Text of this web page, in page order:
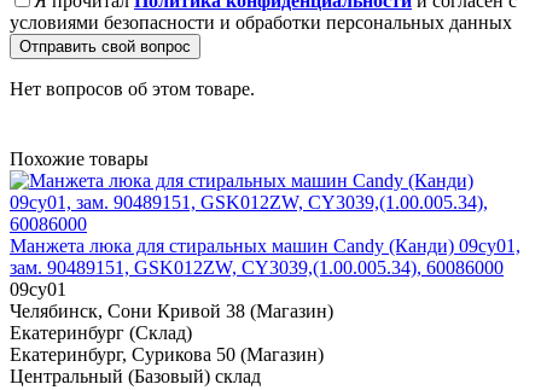
условиями безопасности и обработки персональных данных
Отправить свой вопрос
Нет вопросов об этом товаре.
Похожие товары
Манжета люка для стиральных машин Candy (Канди) 09cy01,
зам. 90489151, GSK012ZW, CY3039,(1.00.005.34), 60086000
09cy01
Челябинск, Сони Кривой 38 (Магазин)
Екатеринбург (Склад)
Екатеринбург, Сурикова 50 (Магазин)
Центральный (Базовый) склад